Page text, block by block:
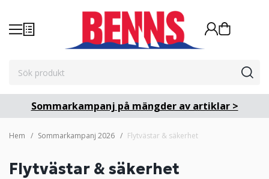
Sommarkampanj på mängder av artiklar >
Hem Sommarkampanj 2026 Flytvästar & säkerhet
Flytvästar & säkerhet